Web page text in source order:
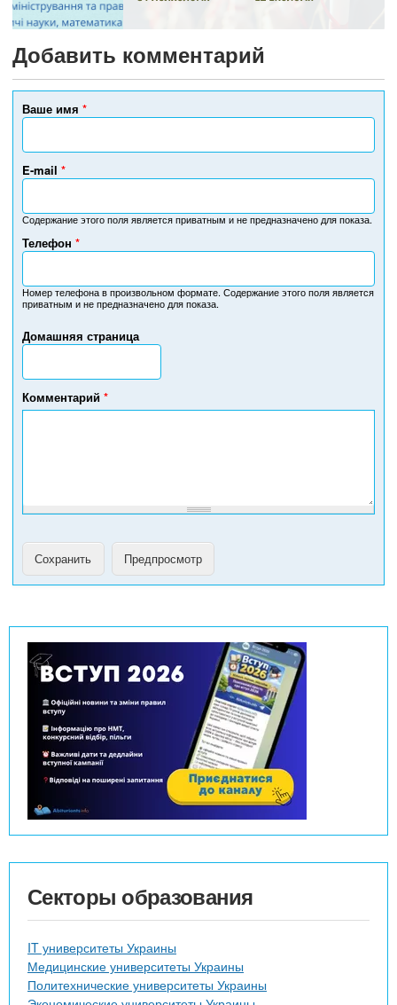
Добавить комментарий
Ваше имя *
E-mail *
Содержание этого поля является приватным и не предназначено для показа.
Домашняя страница
Телефон *
Н
м
е
т
л
е
ф
Номер телефона в произвольном формате. Содержание этого поля является
приватным и не предназначено для показа.
Комментарий *
Секторы образования
IT университеты Украины
Медицинские университеты Украины
Политехнические университеты Украины